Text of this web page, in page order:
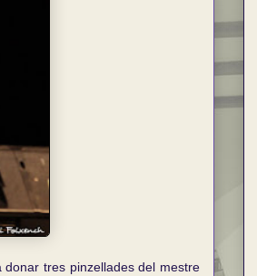
donar tres pinzellades del mestre